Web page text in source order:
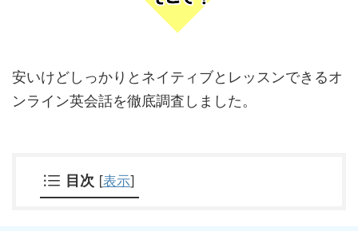
安いけどしっかりとネイティブとレッスンできるオ
ンライン英会話を徹底調査しました。
目次 [表示]